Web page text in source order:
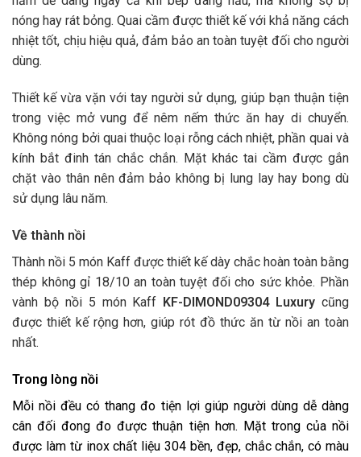
nóng hay rát bỏng. Quai cầm được thiết kế với khả năng cách
nhiệt tốt, chịu hiệu quả, đảm bảo an toàn tuyệt đối cho người
dùng.
Thiết kế vừa vặn với tay người sử dụng, giúp bạn thuận tiện
trong việc mở vung để nêm nếm thức ăn hay di chuyển.
Không nóng bởi quai thuộc loại rỗng cách nhiệt, phần quai và
kính bắt đinh tán chắc chắn. Mặt khác tai cầm được gắn
chặt vào thân nên đảm bảo không bị lung lay hay bong dù
sử dụng lâu năm.
Về thành nồi
Thành nồi 5 món Kaff được thiết kế dày chắc hoàn toàn bằng
thép không gỉ 18/10 an toàn tuyệt đối cho sức khỏe. Phần
vành bộ nồi 5 món Kaff KF-DIMOND09304 Luxury cũng
được thiết kế rộng hơn, giúp rót đồ thức ăn từ nồi an toàn
nhất.
Trong lòng nồi
Mỗi nồi đều có thang đo tiện lợi giúp người dùng dễ dàng
cân đối đong đo được thuận tiện hơn. Mặt trong của nồi
được làm từ inox chất liệu 304 bền, đẹp, chắc chắn, có màu